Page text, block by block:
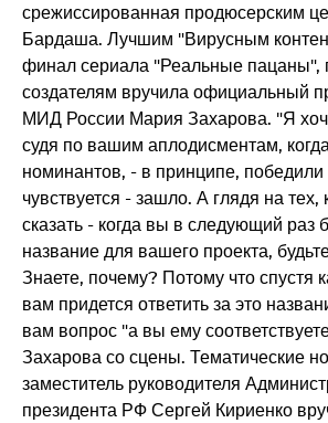
срежиссированная продюсерским
Бардаша. Лучшим "Вирусным
финал сериала "Реальные пацаны",
создателям вручила официальный
МИД России Мария Захарова. "Я
судя по вашим аплодисментам,
номинантов, - в принципе, победили
чувствуется - зашло. А глядя на тех,
сказать - когда вы в следующий раз
название для вашего проекта,
Знаете, почему? Потому что спустя
вам придется ответить за это
вам вопрос "а вы ему
Захарова со сцены. Тематические
заместитель руководителя
президента РФ Сергей Кириенко